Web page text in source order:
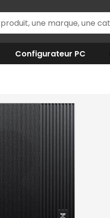
Configurateur PC